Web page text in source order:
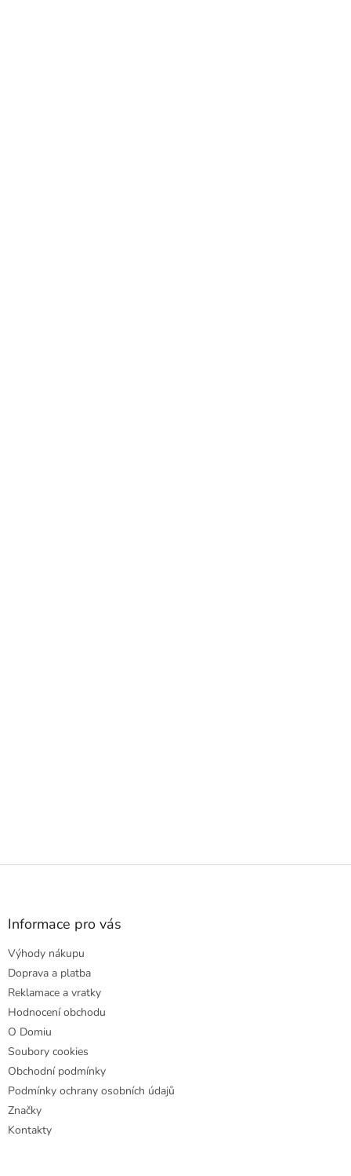
Z
Informace pro vás
Výhody nákupu
Doprava a platba
Reklamace a vratky
Hodnocení obchodu
O Domiu
Soubory cookies
Obchodní podmínky
Podmínky ochrany osobních údajů
Značky
Kontakty